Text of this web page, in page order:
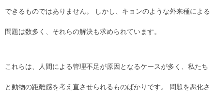
できるものではありません。 しかし、キョンのような外来種による
問題は数多く、それらの解決も求められています。
これらは、人間による管理不足が原因となるケースが多く、私たち
と動物の距離感を考え直させられるものばかりです。 問題を悪化さ